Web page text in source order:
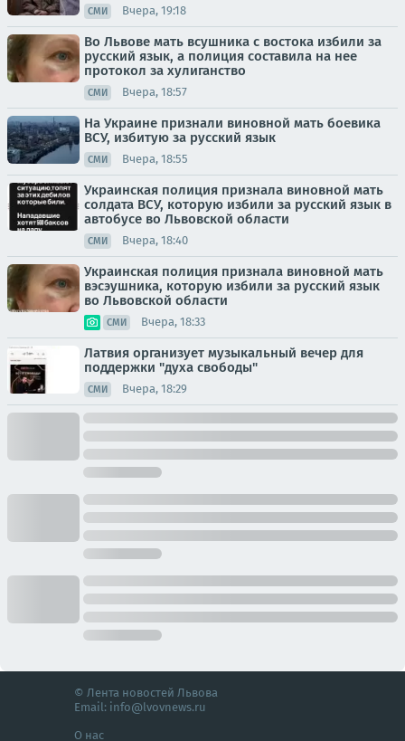
СМИ Вчера, 19:18
Во Львове мать всушника с востока избили за
русский язык, а полиция составила на нее
протокол за хулиганство
СМИ Вчера, 18:57
На Украине признали виновной мать боевика
ВСУ, избитую за русский язык
СМИ Вчера, 18:55
Украинская полиция признала виновной мать
солдата ВСУ, которую избили за русский язык в
автобусе во Львовской области
СМИ Вчера, 18:40
Украинская полиция признала виновной мать
вэсэушника, которую избили за русский язык
во Львовской области
СМИ Вчера, 18:33
Латвия организует музыкальный вечер для
поддержки "духа свободы"
СМИ Вчера, 18:29
© Лента новостей Львова
Email: info@lvovnews.ru
О нас